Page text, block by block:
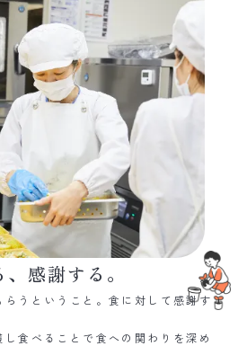
感謝する。
うということ。食に対して感謝す
食べることで食への関わりを深め